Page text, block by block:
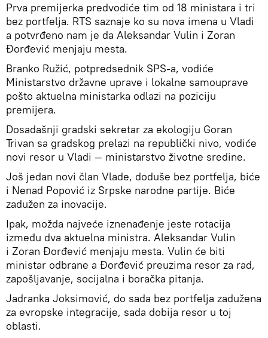
Prva premijerka predvodiće tim od 18 ministara i tri
bez portfelja. RTS saznaje ko su nova imena u Vladi
a potvrđeno nam je da Aleksandar Vulin i Zoran
Đorđević menjaju mesta.
Branko Ružić, potpredsednik SPS-a, vodiće
Ministarstvo državne uprave i lokalne samouprave
pošto aktuelna ministarka odlazi na poziciju
premijera.
Dosadašnji gradski sekretar za ekologiju Goran
Trivan sa gradskog prelazi na republički nivo, vodiće
novi resor u Vladi — ministarstvo životne sredine.
Još jedan novi član Vlade, doduše bez portfelja, biće
i Nenad Popović iz Srpske narodne partije. Biće
zadužen za inovacije.
Ipak, možda najveće iznenađenje jeste rotacija
između dva aktuelna ministra. Aleksandar Vulin
i Zoran Đorđević menjaju mesta. Vulin će biti
ministar odbrane a Đorđević preuzima resor za rad,
zapošljavanje, socijalna i boračka pitanja.
Jadranka Joksimović, do sada bez portfelja zadužena
za evropske integracije, sada dobija resor u toj
oblasti.